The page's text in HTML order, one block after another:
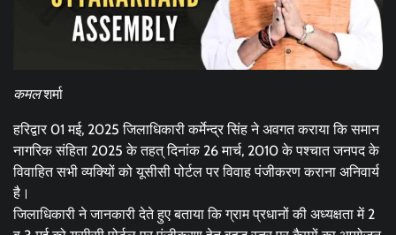
कमलशर्मा
हरिद्वार 01 मई, 2025 जिलाधिकारी कर्मेन्द्र सिंह ने अवगत कराया कि समान
नागरिक संहिता 2025 के तहत् दिनांक 26 मार्च, 2010 के पश्चात जनपद के
विवाहित सभी व्यक्यिों को यूसीसी पोर्टल पर विवाह पंजीकरण कराना अनिवार्य
है।
जिलाधिकारी ने जानकारी देते हुए बताया कि ग्राम प्रधानों की अध्यक्षता में 2